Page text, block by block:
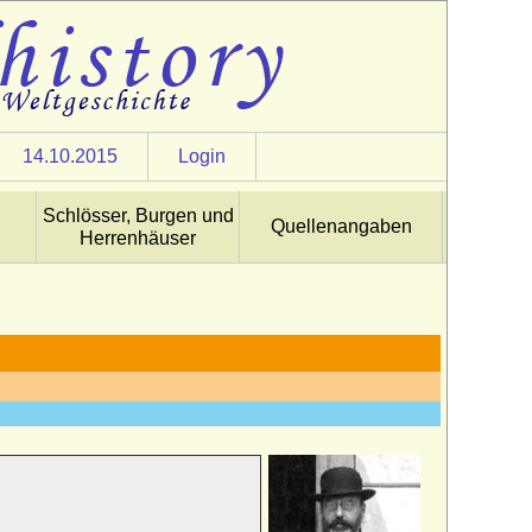
14.10.2015 Login
Schlösser, Burgen und
Herrenhäuser
Quellenangaben